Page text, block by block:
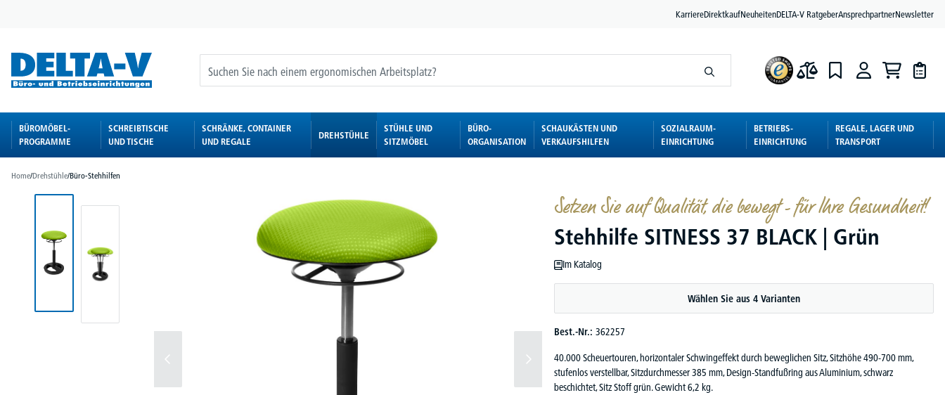
KarriereDirektkaufNeuheitenDELTA-V RatgeberAnsprechpartnerNewsletter
BÜROMÖBEL-
PROGRAMME
SCHREIBTISCHE
UND TISCHE
SCHRÄNKE, CONTAINER
UND REGALE
DREHSTÜHLE
STÜHLE UND
SITZMÖBEL
BÜRO-
ORGANISATION
SCHAUKÄSTEN UND
VERKAUFSHILFEN
SOZIALRAUM-
EINRICHTUNG
BETRIEBS-
EINRICHTUNG
REGALE, LAGER UND
TRANSPORT
Home/Drehstühle/Büro-Stehhilfen
Setzen Sie auf Qualität, die bewegt - für Ihre Gesundheit!
Stehhilfe SITNESS 37 BLACK | Grün
Im Katalog
Wählen Sie aus 4 Varianten
Best.-Nr.: 362257
40.000 Scheuertouren, horizontaler Schwingeffekt durch beweglichen Sitz, Sitzhöhe 490-700 mm,
stufenlos verstellbar, Sitzdurchmesser 385 mm, Design-Standfußring aus Aluminium, schwarz
beschichtet, Sitz Stoff grün. Gewicht 6,2 kg.